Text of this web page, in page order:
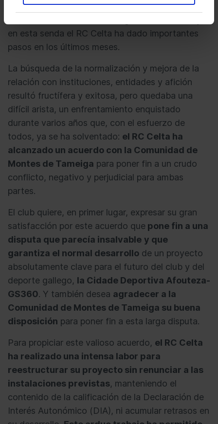
objetivos prioritarios de la presidenta del club,
en esta senda el RC Celta ha dado importantes
pasos en los últimos meses.
La búsqueda de la normalización y mejora de la
relación con instituciones, entidades y afición
resultó fructífera y exitosa, pero quedaba una
difícil arista, un enfrentamiento enquistado
durante varios años que, con el esfuerzo de
todos, ya se ha solventado: el RC Celta ha
alcanzado un acuerdo con la Comunidad de
Montes de Tameiga para poner fin a un crudo
conflicto, negativo y perjudicial para ambas
partes.
El club quiere, en primer lugar, expresar su gran
satisfacción por este acuerdo que pone fin a una
disputa que parecía insalvable y que
garantiza el normal desarrollo de un proyecto
absolutamente clave para el futuro del club y del
deporte gallego, la Cidade Deportiva Afouteza-
GS360. Y también desea agradecer a la
Comunidad de Montes de Tameiga su buena
disposición para poner fin a esta larga disputa.
Para propiciar este valioso acuerdo, el RC Celta
ha realizado una intensa labor para
reestructurar su proyecto sin renunciar a las
instalaciones previstas, manteniendo el
contenido de la calificación de la Declaración de
Interés Autonómico (DIA), ni acumular retrasos en